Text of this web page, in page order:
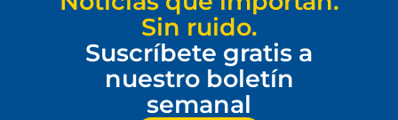
Sin ruido.
Suscríbete gratis a
nuestro boletín
semanal